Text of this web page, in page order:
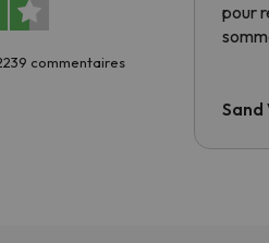
commentaires
pour
Sand